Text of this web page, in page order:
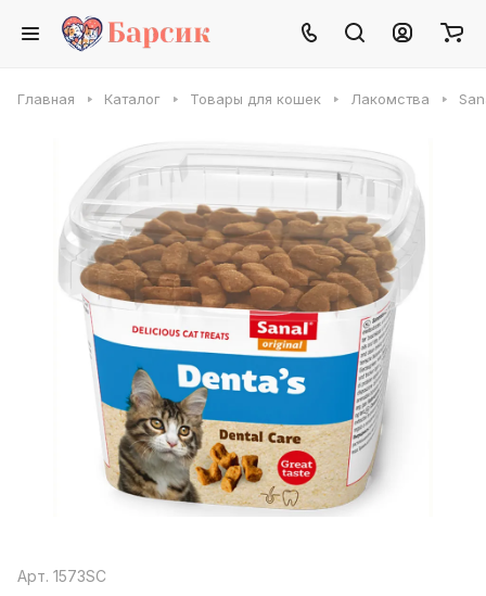
Главная Каталог Товары для кошек Лакомства
Арт. 1573SC